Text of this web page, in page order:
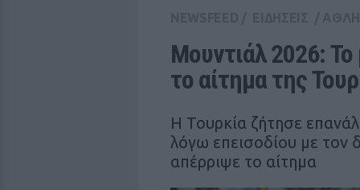
Μουντιάλ 2026: Το
το αίτημα της
Η Τουρκία ζήτησε
λόγω επεισοδίου με τον
απέρριψε το αίτημα